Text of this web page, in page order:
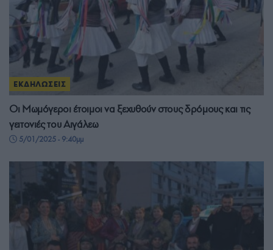
ΕΚΔΗΛΩΣΕΙΣ
Οι Μωμόγεροι έτοιμοι να ξεχυθούν στους δρόμους και τις
γειτονιές του Αιγάλεω
5/01/2025 - 9:40μμ